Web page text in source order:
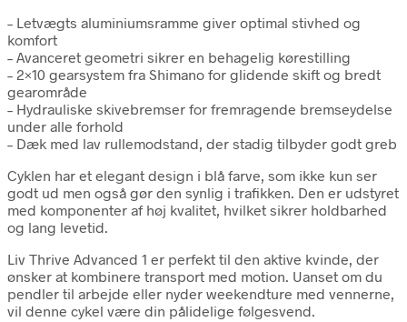
– Letvægts aluminiumsramme giver optimal stivhed og
komfort
– Avanceret geometri sikrer en behagelig kørestilling
– 2×10 gearsystem fra Shimano for glidende skift og bredt
gearområde
– Hydrauliske skivebremser for fremragende bremseydelse
under alle forhold
– Dæk med lav rullemodstand, der stadig tilbyder godt greb
Cyklen har et elegant design i blå farve, som ikke kun ser
godt ud men også gør den synlig i trafikken. Den er udstyret
med komponenter af høj kvalitet, hvilket sikrer holdbarhed
og lang levetid.
Liv Thrive Advanced 1 er perfekt til den aktive kvinde, der
ønsker at kombinere transport med motion. Uanset om du
pendler til arbejde eller nyder weekendture med vennerne,
vil denne cykel være din pålidelige følgesvend.